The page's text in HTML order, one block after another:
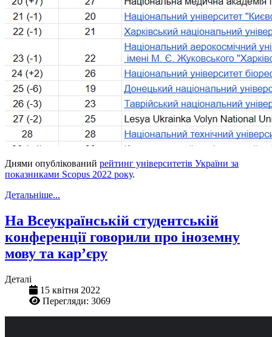
Днями опублікований рейтинг університетів України за
показниками Scopus 2022 року.
Детальніше...
На Всеукраїнській студентській
конференції говорили про іноземну
мову та кар’єру
Деталі
15 квітня 2022
Перегляди: 3069